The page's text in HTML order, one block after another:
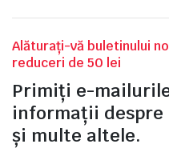
Alăturați-vă buletinului
reduceri de 50 lei
Primiți e-
informații despre
și multe altele.